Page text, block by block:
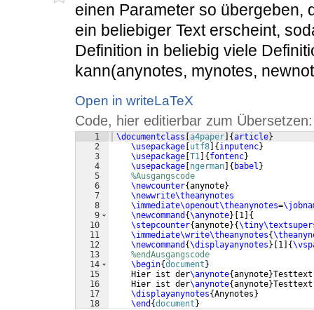
einen Parameter so übergeben,
ein beliebiger Text erscheint,
Definition in beliebig viele
kann(anynotes, mynotes,
Open in writeLaTeX
Code, hier editierbar zum Übersetzen:
1
2
3
4
5
6
7
8
9
10
11
12
13
14
15
16
17
18
\documentclass a4paper {article}
\usepackage utf8 { inputenc}
\usepackage T1 { fontenc}
\usepackage ngerman { babel }
%Ausgangscode
\newcounter{anynote}
\newwrite\theanynotes
\immediate\openout\theanynotes=
\newcommand {\anynote} 1 {
\stepcounter{anynote}{
\immediate\write\theanynotes{
\newcommand {\displayanynotes } 1 {
%endAusgangscode
\begin{document }
    Hier ist der
\anynote{anynote}
    Hier ist der
\anynote{anynote}
\displayanynotes{Anynotes }
\end {document }